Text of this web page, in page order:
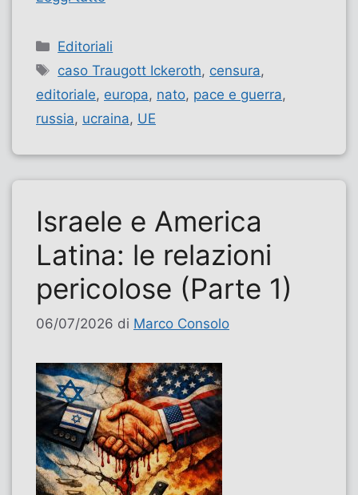
Categorie
Editoriali
Tag
caso Traugott Ickeroth, censura,
editoriale, europa, nato, pace e guerra,
russia, ucraina, UE
Israele e America
Latina: le relazioni
pericolose (Parte 1)
06/07/2026 di Marco Consolo